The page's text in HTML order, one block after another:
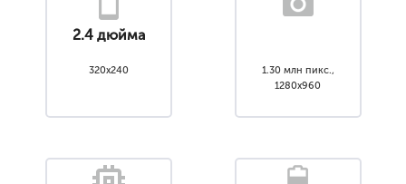
2.4 дюйма
320x240
1.30 млн пикс.,
1280x960